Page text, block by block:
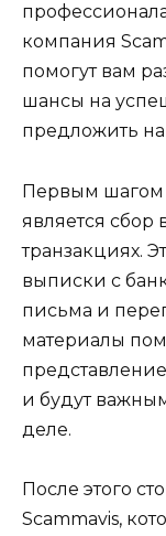
компания
помогут вам
шансы на
предложить
Первым шагом
является
транзакциях.
выписки с
письма и
материалы
и будут
деле.
После этого
Scammavis,